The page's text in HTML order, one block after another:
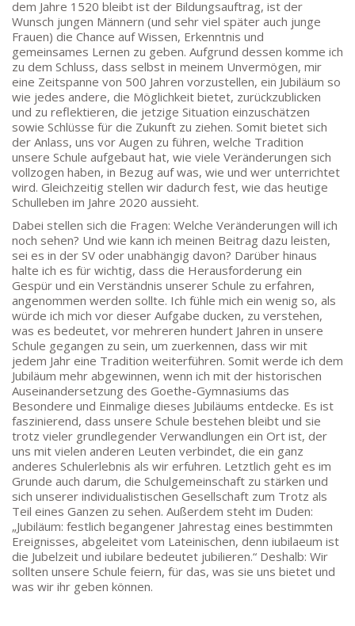
dem Jahre 1520 bleibt ist der Bildungsauftrag, ist der
Wunsch jungen Männern (und sehr viel später auch junge
Frauen) die Chance auf Wissen, Erkenntnis und
gemeinsames Lernen zu geben. Aufgrund dessen komme ich
zu dem Schluss, dass selbst in meinem Unvermögen, mir
eine Zeitspanne von 500 Jahren vorzustellen, ein Jubiläum so
wie jedes andere, die Möglichkeit bietet, zurückzublicken
und zu reflektieren, die jetzige Situation einzuschätzen
sowie Schlüsse für die Zukunft zu ziehen. Somit bietet sich
der Anlass, uns vor Augen zu führen, welche Tradition
unsere Schule aufgebaut hat, wie viele Veränderungen sich
vollzogen haben, in Bezug auf was, wie und wer unterrichtet
wird. Gleichzeitig stellen wir dadurch fest, wie das heutige
Schulleben im Jahre 2020 aussieht.
Dabei stellen sich die Fragen: Welche Veränderungen will ich
noch sehen? Und wie kann ich meinen Beitrag dazu leisten,
sei es in der SV oder unabhängig davon? Darüber hinaus
halte ich es für wichtig, dass die Herausforderung ein
Gespür und ein Verständnis unserer Schule zu erfahren,
angenommen werden sollte. Ich fühle mich ein wenig so, als
würde ich mich vor dieser Aufgabe ducken, zu verstehen,
was es bedeutet, vor mehreren hundert Jahren in unsere
Schule gegangen zu sein, um zuerkennen, dass wir mit
jedem Jahr eine Tradition weiterführen. Somit werde ich dem
Jubiläum mehr abgewinnen, wenn ich mit der historischen
Auseinandersetzung des Goethe-Gymnasiums das
Besondere und Einmalige dieses Jubiläums entdecke. Es ist
faszinierend, dass unsere Schule bestehen bleibt und sie
trotz vieler grundlegender Verwandlungen ein Ort ist, der
uns mit vielen anderen Leuten verbindet, die ein ganz
anderes Schulerlebnis als wir erfuhren. Letztlich geht es im
Grunde auch darum, die Schulgemeinschaft zu stärken und
sich unserer individualistischen Gesellschaft zum Trotz als
Teil eines Ganzen zu sehen. Außerdem steht im Duden:
„Jubiläum: festlich begangener Jahrestag eines bestimmten
Ereignisses, abgeleitet vom Lateinischen, denn iubilaeum ist
die Jubelzeit und iubilare bedeutet jubilieren.“ Deshalb: Wir
sollten unsere Schule feiern, für das, was sie uns bietet und
was wir ihr geben können.
KONTAKT
SEKRETARIAT
Silke Neugebauer, Jonas Lehmann
Mo bis Fr 8:00 – 14:00 Uhr
TEL: 069-212 – 369 44
TEL: 069-212 – 335 25
MAIL:
poststelle.goethe-gymnasium@stadt-frankfurt.de
DEPENDANCE
Beethovenstraße 8-10
60325 Frankfurt am Main
SEKRETARIAT AUßENSTELLE
Melanie Jakob, Angela Thönissen
Mo – DO: 8:30 – 13:30 Uhr
Fr: 9:30 – 13:30 Uhr
TEL: 069-212-36869
SCHULLEITUNG
Schulleiterin: Dr. Ute Utech (OStD’n)
stellv. Schulleitung: nn
Studienleiter:Marco Penirschke (StD)
Erweiterte Schulleitung:Hans-Dieter Bunger (StD),
Anette Reifenberg (StD’n), Elke Heidl-Charmillon
(StD’n)